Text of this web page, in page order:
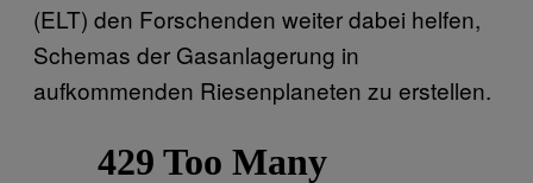
(ELT) den Forschenden weiter dabei helfen,
Schemas der Gasanlagerung in
aufkommenden Riesenplaneten zu erstellen.